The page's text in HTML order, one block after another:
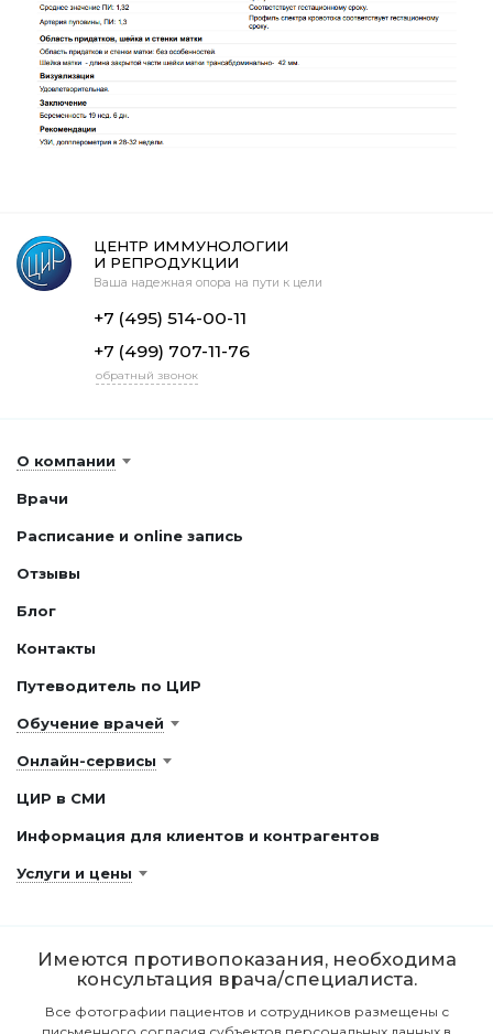
ЦЕНТР ИММУНОЛОГИИ
И РЕПРОДУКЦИИ
Ваша надежная опора на пути к цели
+7 (495) 514-00-11
+7 (499) 707-11-76
обратный звонок
О компании
Врачи
Расписание и online запись
Отзывы
Блог
Контакты
Путеводитель по ЦИР
Обучение врачей
Онлайн-сервисы
ЦИР в СМИ
Информация для клиентов и контрагентов
Услуги и цены
Имеются противопоказания, необходима
консультация врача/специалиста.
Все фотографии пациентов и сотрудников размещены с